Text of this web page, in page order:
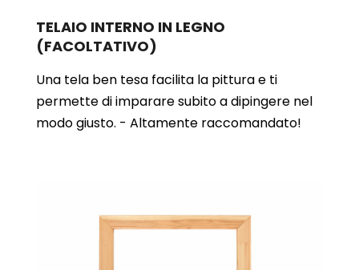
TELAIO INTERNO IN LEGNO
(FACOLTATIVO)
Una tela ben tesa facilita la pittura e ti
permette di imparare subito a dipingere nel
modo giusto. - Altamente raccomandato!